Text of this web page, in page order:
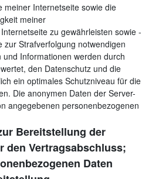
Internetseite sowie die
meiner
zu gewährleisten sowie -
Strafverfolgung notwendigen
Informationen werden durch
den Datenschutz und die
ein optimales Schutzniveau für die
Die anonymen Daten der Server-
angegebenen personenbezogenen
Bereitstellung der
den Vertragsabschluss;
Daten